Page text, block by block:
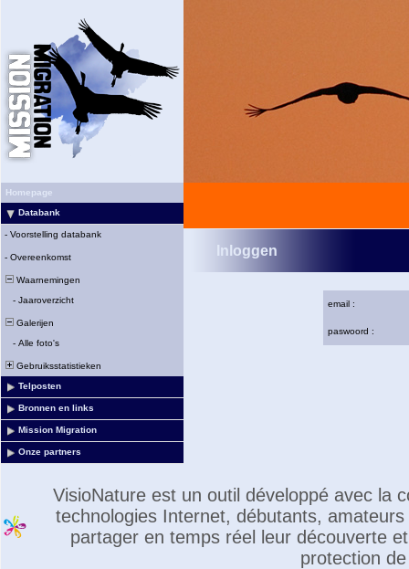
Homepage
Databank
- Voorstelling databank
- Overeenkomst
Waarnemingen
- Jaaroverzicht
Galerijen
- Alle foto's
Gebruiksstatistieken
Telposten
Bronnen en links
Mission Migration
Onze partners
Inloggen
email :
paswoord :
VisioNature est un outil développé avec la
technologies Internet, débutants,
partager en temps réel leur découverte
protection